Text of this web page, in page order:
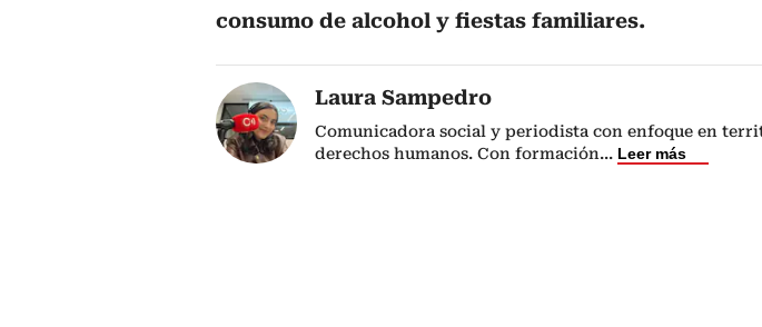
consumo de alcohol y fiestas familiares.
Laura Sampedro
Comunicadora social y periodista con enfoque en
derechos humanos. Con formación... Leer más